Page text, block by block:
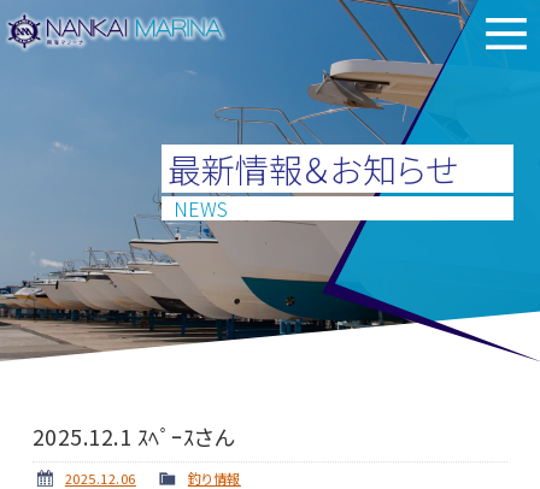
最新情報＆お知らせ
NEWS
2025.12.1 ｽﾍﾟｰｽさん
2025.12.06 釣り情報